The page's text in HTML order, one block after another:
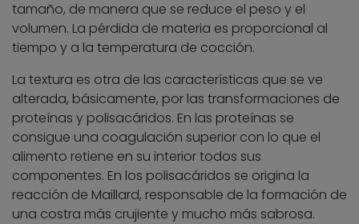
tamaño, de manera que se reduce el peso y el
volumen. La pérdida de materia es proporcional al
tiempo y a la temperatura de cocción.
La textura es otra de las características que se ve
alterada, básicamente, por las transformaciones de
proteínas y polisacáridos. En las proteínas se
consigue una coagulación superior con lo que el
alimento retiene en su interior todos sus
componentes. En los polisacáridos se origina la
reacción de Maillard, responsable de la formación de
una costra más crujiente y mucho más sabrosa.